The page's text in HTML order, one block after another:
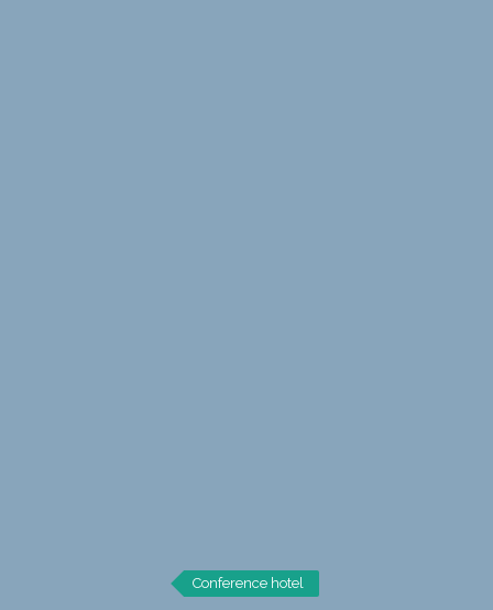
Conference hotel